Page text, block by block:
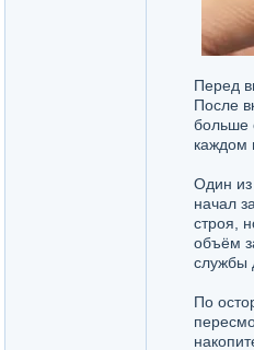
Перед
После
больше
каждом
Один из
начал
строя,
объём
службы
По